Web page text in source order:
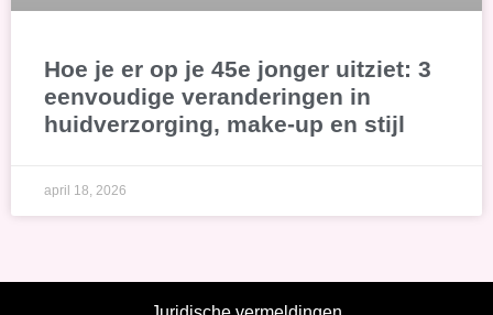
Hoe je er op je 45e jonger uitziet: 3
eenvoudige veranderingen in
huidverzorging, make-up en stijl
april 18, 2026